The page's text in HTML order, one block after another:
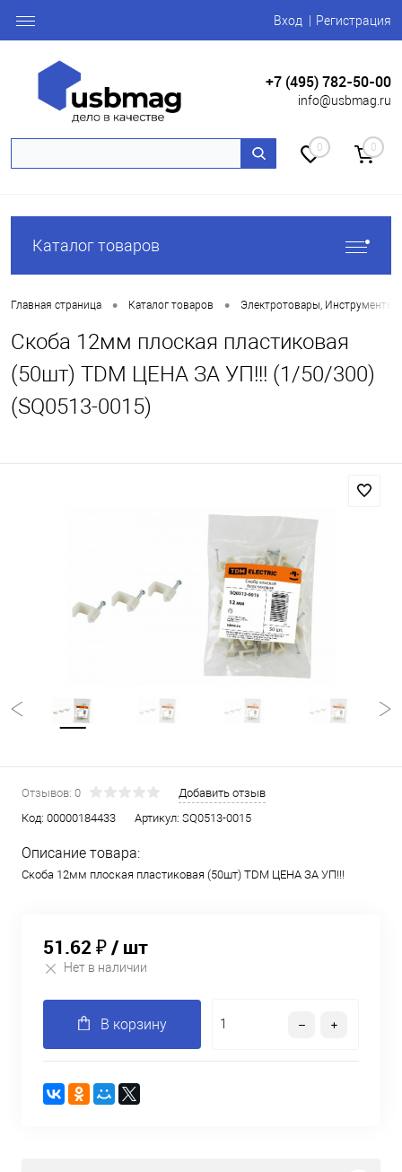
Вход Регистрация
+7 (495) 782-50-00
info@usbmag.ru
0 0
Каталог товаров
Главная страница • Каталог товаров • Электротовары, Инструменты
Скоба 12мм плоская пластиковая
(50шт) TDM ЦЕНА ЗА УП!!! (1/50/300)
(SQ0513-0015)
Отзывов: 0
Добавить отзыв
Код: 00000184433 Артикул: SQ0513-0015
Описание товара:
Скоба 12мм плоская пластиковая (50шт) TDM ЦЕНА ЗА УП!!!
51.62 ₽/ шт
Нет в наличии
В корзину